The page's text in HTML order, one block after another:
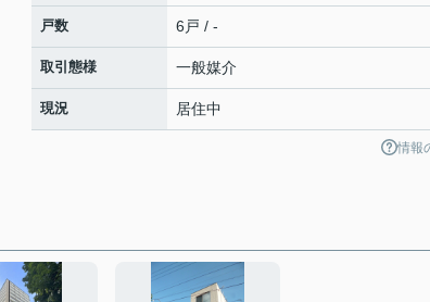
戸数 6戸 / -
取引態様 一般媒介
現況 居住中
情報